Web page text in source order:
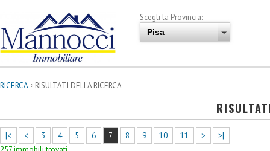
Scegli la Provincia:
RICERCA RISULTATI DELLA RICERCA
|< < 3 4 5 6 7 8 9 10 11 >
>|